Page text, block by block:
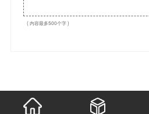
( 内容最多500个字 )